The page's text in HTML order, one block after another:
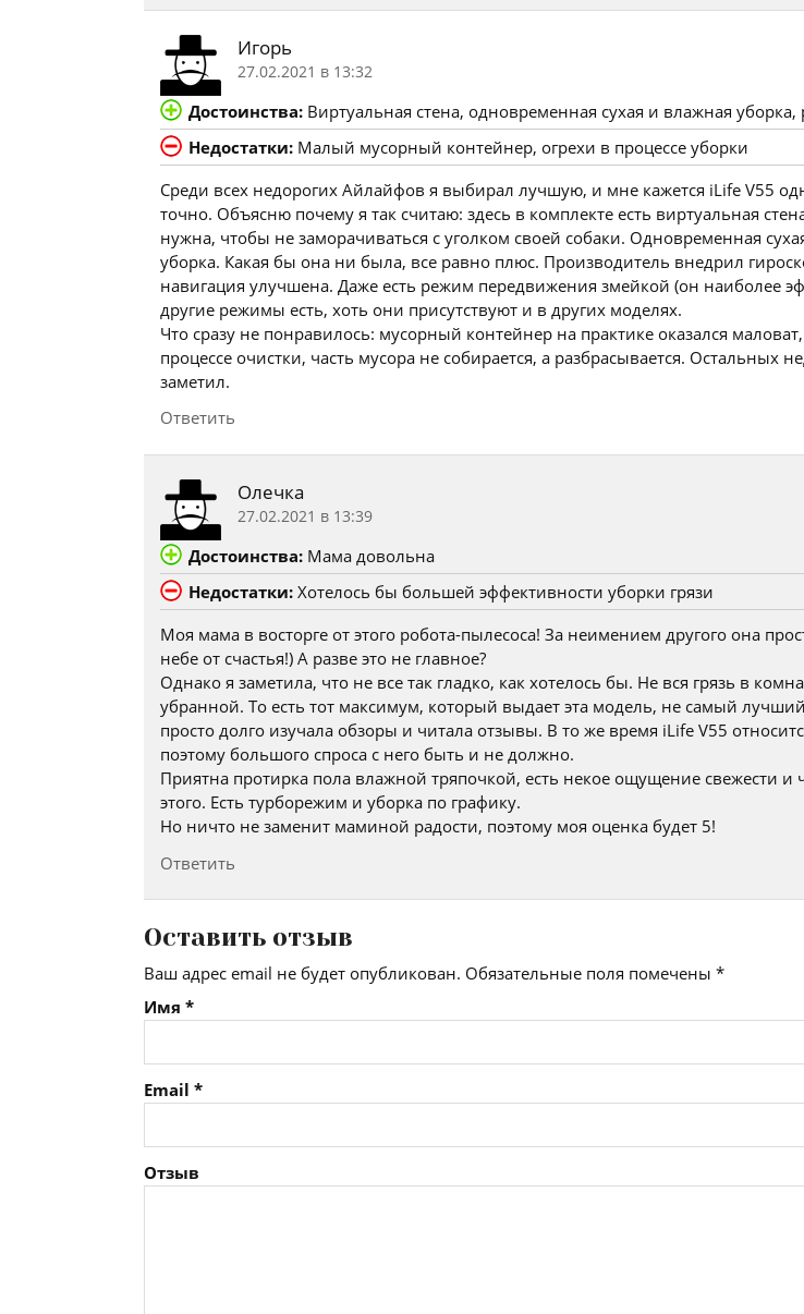
Игорь
27.02.2021 в 13:32
Достоинства: Виртуальная стена, одновременная сухая и влажная
Недостатки: Малый мусорный контейнер, огрехи в процессе уборки
Среди всех недорогих Айлайфов я выбирал лучшую, и мне кажется iLife V55
точно. Объясню почему я так считаю: здесь в комплекте есть виртуальная
нужна, чтобы не заморачиваться с уголком своей собаки. Одновременная
уборка. Какая бы она ни была, все равно плюс. Производитель внедрил
навигация улучшена. Даже есть режим передвижения змейкой (он наиболее
другие режимы есть, хоть они присутствуют и в других моделях.
Что сразу не понравилось: мусорный контейнер на практике оказался маловат,
процессе очистки, часть мусора не собирается, а разбрасывается. Остальных
заметил.
Ответить
Олечка
27.02.2021 в 13:39
Достоинства: Мама довольна
Недостатки:Хотелось бы большей эффективности уборки грязи
Моя мама в восторге от этого робота-пылесоса! За неимением другого она
небе от счастья!) А разве это не главное?
Однако я заметила, что не все так гладко, как хотелось бы. Не вся грязь в
убранной. То есть тот максимум, который выдает эта модель, не самый
просто долго изучала обзоры и читала отзывы. В то же время iLife V55
поэтому большого спроса с него быть и не должно.
Приятна протирка пола влажной тряпочкой, есть некое ощущение свежести и
этого. Есть турборежим и уборка по графику.
Но ничто не заменит маминой радости, поэтому моя оценка будет 5!
Ответить
Оставить отзыв
Ваш адрес email не будет опубликован. Обязательные поля помечены *
Имя *
Email *
Отзыв